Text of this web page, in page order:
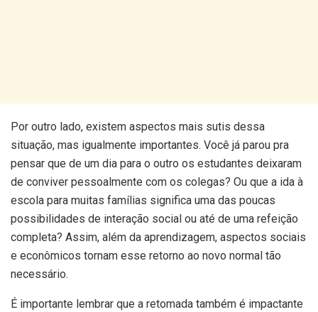
Por outro lado, existem aspectos mais sutis dessa
situação, mas igualmente importantes. Você já parou pra
pensar que de um dia para o outro os estudantes deixaram
de conviver pessoalmente com os colegas? Ou que a ida à
escola para muitas famílias significa uma das poucas
possibilidades de interação social ou até de uma refeição
completa? Assim, além da aprendizagem, aspectos sociais
e econômicos tornam esse retorno ao novo normal tão
necessário.
É importante lembrar que a retomada também é impactante